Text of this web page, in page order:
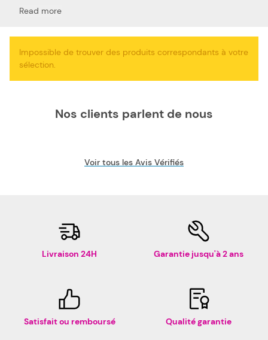
que selon les normes spécifiques. Ceci les rend 100 %
semblables aux rubans matriciels Adler-Royal. Notre
ruban matriciel compatible pas cher est le choix idéal pour
réduire vos dépenses. Nous proposons également les
Read more
Impossible de trouver des produits correspondants à votre
sélection.
Nos clients parlent de nous
Voir tous les Avis Vérifiés
Livraison 24H Garantie jusqu'à 2 ans
Satisfait ou remboursé Qualité garantie